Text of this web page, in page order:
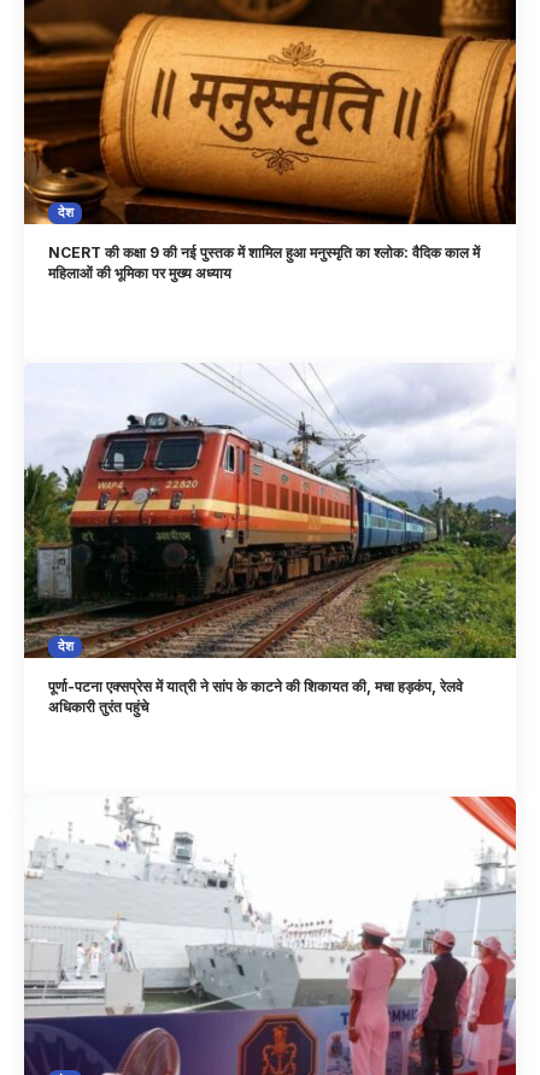
देश
NCERT की कक्षा 9 की नई पुस्तक में शामिल हुआ मनुस्मृति का श्लोक: वैदिक काल में
महिलाओं की भूमिका पर मुख्य अध्याय
देश
पूर्णा-पटना एक्सप्रेस में यात्री ने सांप के काटने की शिकायत की, मचा हड़कंप, रेलवे
अधिकारी तुरंत पहुंचे